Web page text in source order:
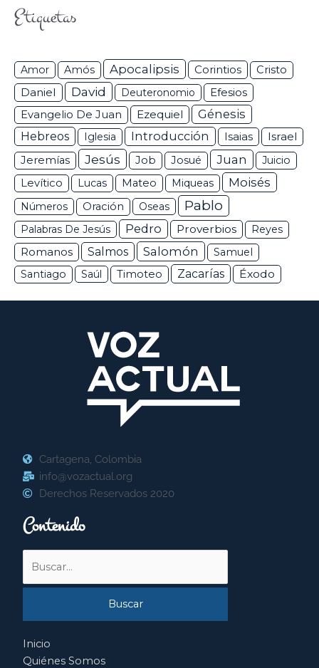
Etiquetas
Amor Amós Apocalipsis Corintios Cristo
Daniel David Deuteronomio Efesios
Evangelio De Juan Ezequiel
Génesis
Hebreos
Iglesia Introducción Isaias Israel
Jeremías Jesús Job Josué Juan
Juicio
Levítico
Lucas Mateo Miqueas Moisés
Números Oración Oseas Pablo
Palabras De Jesús Pedro Proverbios Reyes
Romanos Salmos Salomón
Samuel
Santiago
Saúl Timoteo Zacarías Éxodo
Cartagena, Colombia
info@vozactual.org
Derechos Reservados 2020
Contenido
por:
Inicio
Quiénes Somos